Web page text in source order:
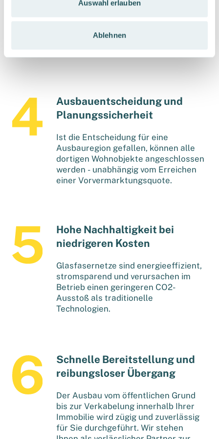
Auswahl erlauben
Ablehnen
Sie bzw. die Bewohner*innen
verfügbaren Anbieter für Ihren
Ausbauentscheidung und
Planungssicherheit
Ist die Entscheidung für eine
Ausbauregion gefallen, können alle
dortigen Wohnobjekte angeschlossen
werden - unabhängig vom Erreichen
einer Vorvermarktungsquote.
Hohe Nachhaltigkeit bei
niedrigeren Kosten
Glasfasernetze sind energieeffizient,
stromsparend und verursachen im
Betrieb einen geringeren CO2-
Ausstoß als traditionelle
Technologien.
Schnelle Bereitstellung und
reibungsloser Übergang
Der Ausbau vom öffentlichen Grund
bis zur Verkabelung innerhalb Ihrer
Immobilie wird zügig und zuverlässig
für Sie durchgeführt. Wir stehen